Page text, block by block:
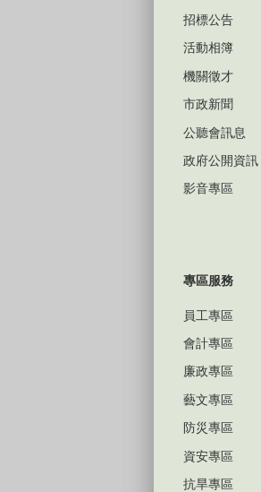
招標公告
活動相簿
機關徵才
市政新聞
公聽會訊息
政府公開資訊
影音專區
專區服務
員工專區
會計專區
廉政專區
藝文專區
防災專區
資安專區
抗旱專區